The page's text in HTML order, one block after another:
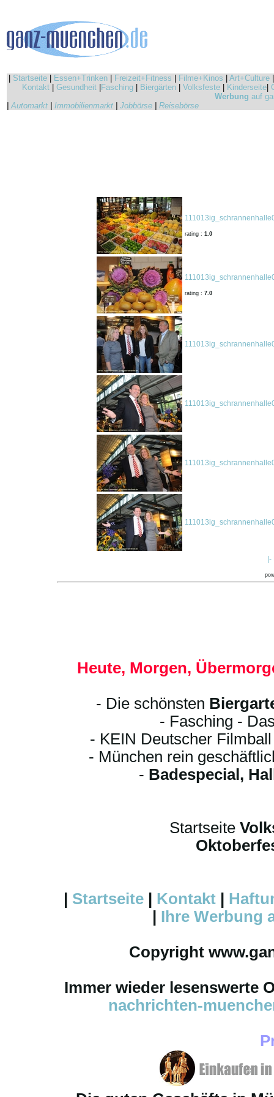
Startseite Essen+Trinken Freizeit+Fitness Filme+Kinos Art+Culture
Kontakt
Gesundheit Fasching Biergärten Volksfeste Kinderseite
Werbung auf
|Automarkt Immobilienmarkt Jobbörse Reisebörse
rating : 1.0
rating : 7.0
Heute, Morgen,
- Die schönsten
- Fasching -
- KEIN Deutscher
- München rein
- Badespecial,
Startseite
Startseite Kontakt
Ihre Werbung
Copyright
Immer wieder lesenswerte
nachrichten-